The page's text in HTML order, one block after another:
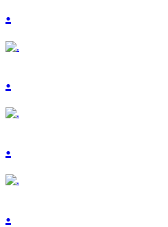
.
.
.
.